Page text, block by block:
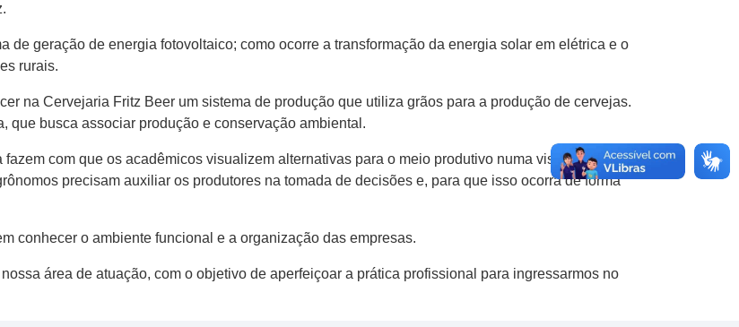
de geração de energia fotovoltaico; como ocorre a transformação da energia solar em elétrica e o
rurais.
na Cervejaria Fritz Beer um sistema de produção que utiliza grãos para a produção de cervejas.
que busca associar produção e conservação ambiental.
com que os acadêmicos visualizem alternativas para o meio produtivo numa visão
precisam auxiliar os produtores na tomada de decisões e, para que isso ocorra de forma
conhecer o ambiente funcional e a organização das empresas.
área de atuação, com o objetivo de aperfeiçoar a prática profissional para ingressarmos no